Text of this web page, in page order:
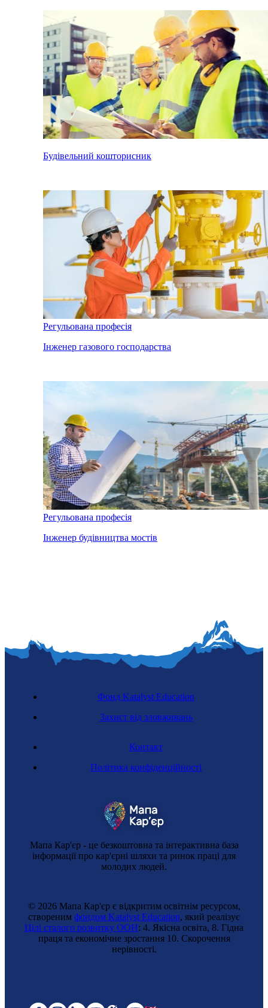
Будівельний кошторисник
Регульована професія
Інженер газового господарства
Регульована професія
Інженер будівництва мостів
Мапа Кар'єр - це безкоштовна та інтерактивна база
інформації про кар'єрні шляхи та ринок праці для
молодих людей.
Контакт
Політика конфіденційності
Фонд Katalyst Education
Захист від зловживань
© 2026 Мапа Кар'єр є відкритим освітнім ресурсом,
створеним фондом Katalyst Education, який реалізує
Цілі сталого розвитку ООН: 4. Якісна освіта, 8. Гідна
праця та економічне зростання 10. Cкорочення
нерівності.